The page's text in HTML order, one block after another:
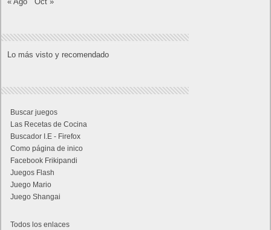
Lo más visto y recomendado
Buscar juegos
Las Recetas de Cocina
Buscador I.E - Firefox
Como página de inico
Facebook Frikipandi
Juegos Flash
Juego Mario
Juego Shangai
Todos los enlaces